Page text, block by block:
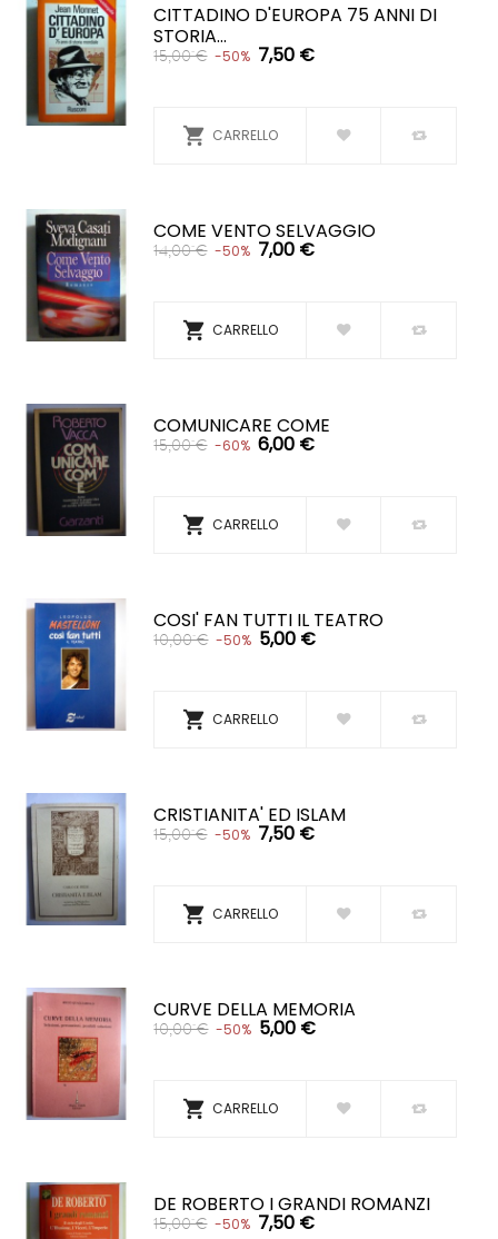
CITTADINO D'EUROPA 75 ANNI DI
STORIA...
15,00 € -50% 7,50 €
 CARRELLO
COME VENTO SELVAGGIO
14,00 € -50% 7,00 €
 CARRELLO
COMUNICARE COME
15,00 € -60% 6,00 €
 CARRELLO
COSI' FAN TUTTI IL TEATRO
10,00 € -50% 5,00 €
 CARRELLO
CRISTIANITA' ED ISLAM
15,00 € -50% 7,50 €
 CARRELLO
CURVE DELLA MEMORIA
10,00 € -50% 5,00 €
 CARRELLO
DE ROBERTO I GRANDI ROMANZI
15,00 € -50% 7,50 €